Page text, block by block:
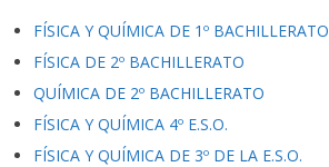
FÍSICA Y QUÍMICA DE 1º BACHILLERATO
FÍSICA DE 2º BACHILLERATO
QUÍMICA DE 2º BACHILLERATO
FÍSICA Y QUÍMICA 4º E.S.O.
FÍSICA Y QUÍMICA DE 3º DE LA E.S.O.